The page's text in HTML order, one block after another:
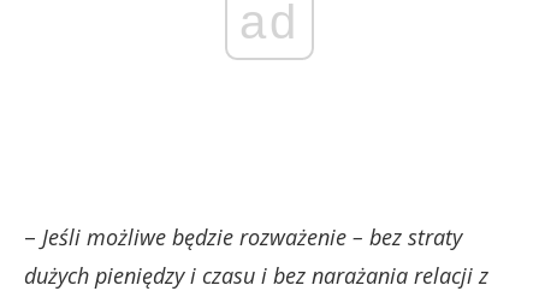
ad
– Jeśli możliwe będzie rozważenie – bez straty
dużych pieniędzy i czasu i bez narażania relacji z